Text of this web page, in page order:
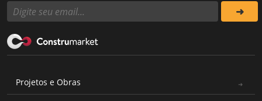
Projetos e Obras